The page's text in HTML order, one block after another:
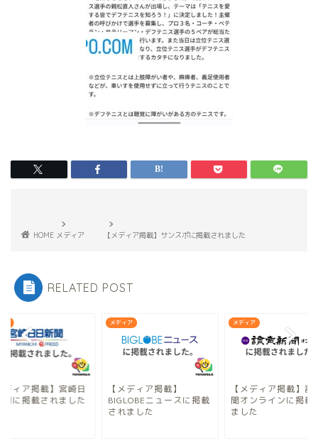
HOME メディア 【メディア掲載】サンスポに掲載されました
RELATED POST
ディア掲載】宮崎日
聞に掲載されました
メディア
【メディア掲載】
BIGLOBEニュースに掲載
されました
メディア
【メディア掲載】読
聞オンラインに掲載
ました